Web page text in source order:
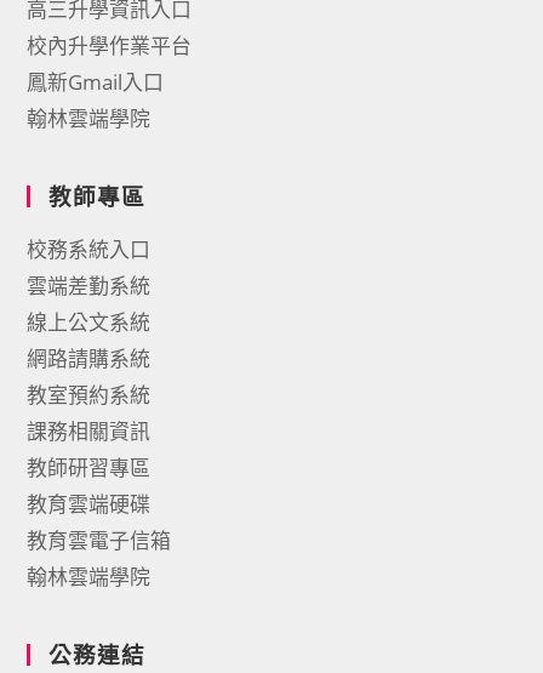
高三升學資訊入口
校內升學作業平台
鳳新Gmail入口
翰林雲端學院
教師專區
校務系統入口
雲端差勤系統
線上公文系統
網路請購系統
教室預約系統
課務相關資訊
教師研習專區
教育雲端硬碟
教育雲電子信箱
翰林雲端學院
公務連結